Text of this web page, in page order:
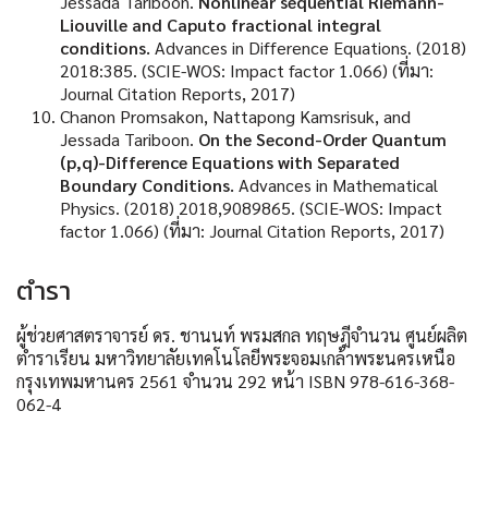
Liouville and Caputo fractional integral
conditions. Advances in Difference Equations. (2018)
2018:385. (SCIE-WOS: Impact factor 1.066) (ที่มา:
Journal Citation Reports, 2017)
Chanon Promsakon, Nattapong Kamsrisuk, and
Jessada Tariboon. On the Second-Order Quantum
(p,q)-Difference Equations with Separated
Boundary Conditions. Advances in Mathematical
Physics. (2018) 2018,9089865. (SCIE-WOS: Impact
factor 1.066) (ที่มา: Journal Citation Reports, 2017)
ตำรา
ผู้ช่วยศาสตราจารย์ ดร. ชานนท์ พรมสกล ทฤษฎีจำนวน ศูนย์ผลิต
ตำราเรียน มหาวิทยาลัยเทคโนโลยีพระจอมเกล้าพระนครเหนือ
กรุงเทพมหานคร 2561 จำนวน 292 หน้า ISBN 978-616-368-
062-4